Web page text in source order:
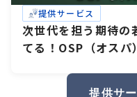
提供サービス
次世代を担う期待の
てる！OSP（オスパ
提供サ